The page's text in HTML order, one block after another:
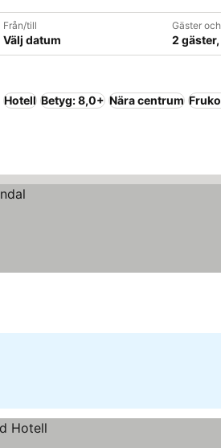
Från/till
Välj datum
Gäster
2 gäster,
Hotell Betyg: 8,0+ Nära centrum